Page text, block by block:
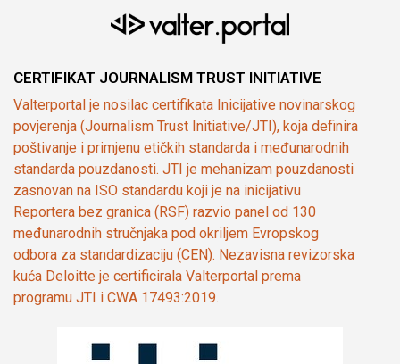
CERTIFIKAT JOURNALISM TRUST INITIATIVE
Valterportal je nosilac certifikata Inicijative novinarskog
povjerenja (Journalism Trust Initiative/JTI), koja definira
poštivanje i primjenu etičkih standarda i međunarodnih
standarda pouzdanosti. JTI je mehanizam pouzdanosti
zasnovan na ISO standardu koji je na inicijativu
Reportera bez granica (RSF) razvio panel od 130
međunarodnih stručnjaka pod okriljem Evropskog
odbora za standardizaciju (CEN). Nezavisna revizorska
kuća Deloitte je certificirala Valterportal prema
programu JTI i CWA 17493:2019.